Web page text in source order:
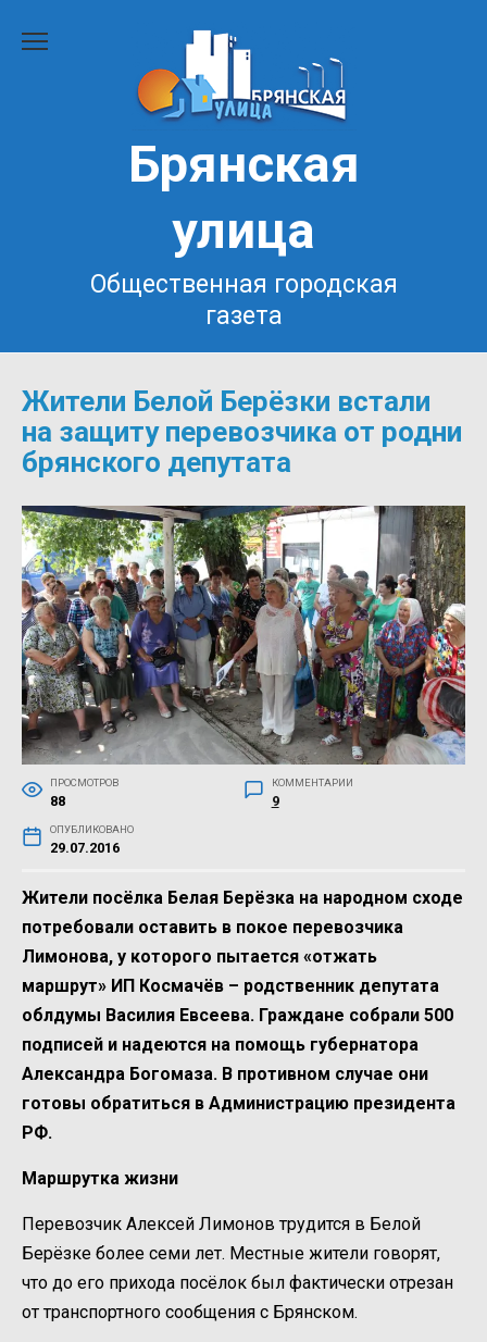
Брянская
улица
Общественная городская
газета
Жители Белой Берёзки встали
на защиту перевозчика от родни
брянского депутата
ПРОСМОТРОВ
88
КОММЕНТАРИИ
9
ОПУБЛИКОВАНО
29.07.2016
Жители посёлка Белая Берёзка на народном сходе
потребовали оставить в покое перевозчика
Лимонова, у которого пытается «отжать
маршрут» ИП Космачёв – родственник депутата
облдумы Василия Евсеева. Граждане собрали 500
подписей и надеются на помощь губернатора
Александра Богомаза. В противном случае они
готовы обратиться в Администрацию президента
РФ.
Маршрутка жизни
Перевозчик Алексей Лимонов трудится в Белой
Берёзке более семи лет. Местные жители говорят,
что до его прихода посёлок был фактически отрезан
от транспортного сообщения с Брянском.